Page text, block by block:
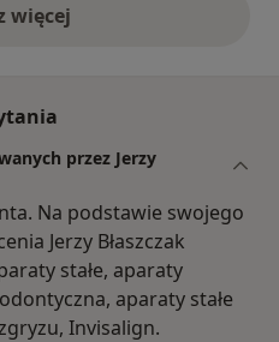
więcej
opinie powyżej
przez Jerzy
Na podstawie swojego
Jerzy Błaszczak
stałe, aparaty
aparaty stałe
Invisalign.